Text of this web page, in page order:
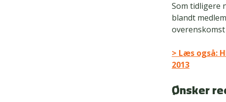
Som tidligere
blandt
> Læs også:
2013
Ønsker